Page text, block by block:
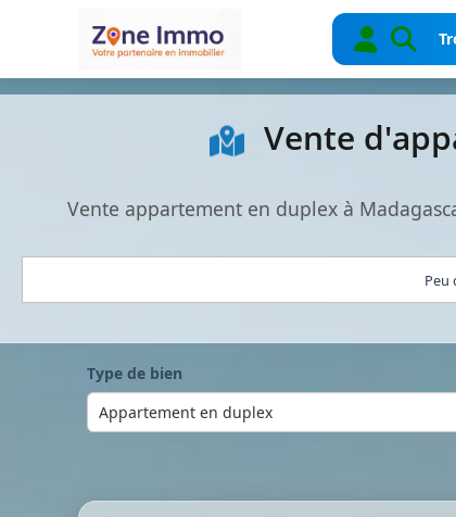
Vente
Vente appartement en duplex à
Peu
Type de bien